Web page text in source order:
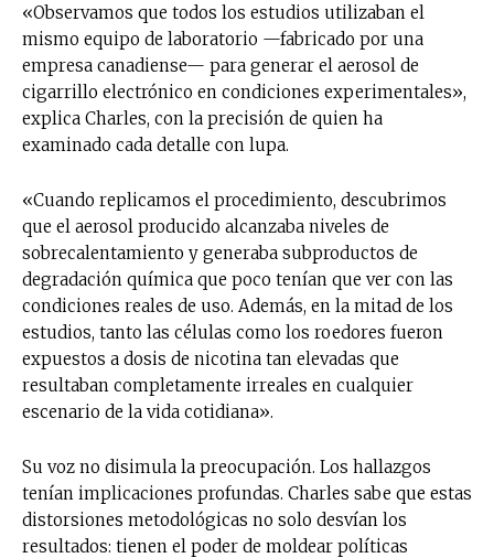
«Observamos que todos los estudios utilizaban el
mismo equipo de laboratorio —fabricado por una
empresa canadiense— para generar el aerosol de
cigarrillo electrónico en condiciones experimentales»,
explica Charles, con la precisión de quien ha
examinado cada detalle con lupa.
«Cuando replicamos el procedimiento, descubrimos
que el aerosol producido alcanzaba niveles de
sobrecalentamiento y generaba subproductos de
degradación química que poco tenían que ver con las
condiciones reales de uso. Además, en la mitad de los
estudios, tanto las células como los roedores fueron
expuestos a dosis de nicotina tan elevadas que
resultaban completamente irreales en cualquier
escenario de la vida cotidiana».
Su voz no disimula la preocupación. Los hallazgos
tenían implicaciones profundas. Charles sabe que estas
distorsiones metodológicas no solo desvían los
resultados: tienen el poder de moldear políticas